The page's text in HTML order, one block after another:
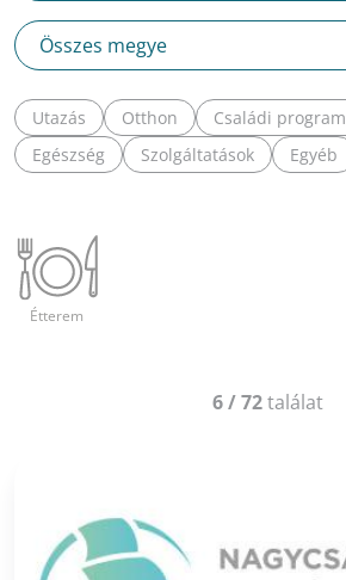
Utazás Otthon Családi program
Egészség
Szolgáltatások Egyéb
Étterem
6/72 találat